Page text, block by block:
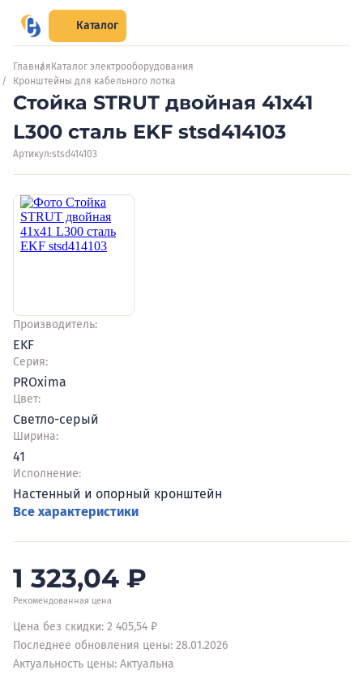
Каталог
Главная Каталог электрооборудования
Кронштейны для кабельного лотка
Стойка STRUT двойная 41х41
L300 сталь EKF stsd414103
Артикул:stsd414103
Производитель:
EKF
Серия:
PROxima
Цвет:
Светло-серый
Ширина:
41
Исполнение:
Настенный и опорный кронштейн
Все характеристики
1 323,04 ₽
Рекомендованная цена
Цена без скидки: 2 405,54 ₽
Последнее обновления цены: 28.01.2026
Актуальность цены: Актуальна